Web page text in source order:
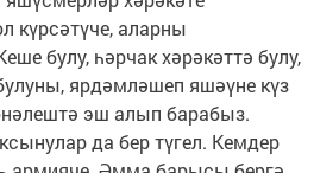
күрсәтүче, аларны
булу, һәрчак хәрәкәттә булу,
ярдәмләшеп яшәүне күз
эш алып барабыз.
да бер түгел. Кемдер